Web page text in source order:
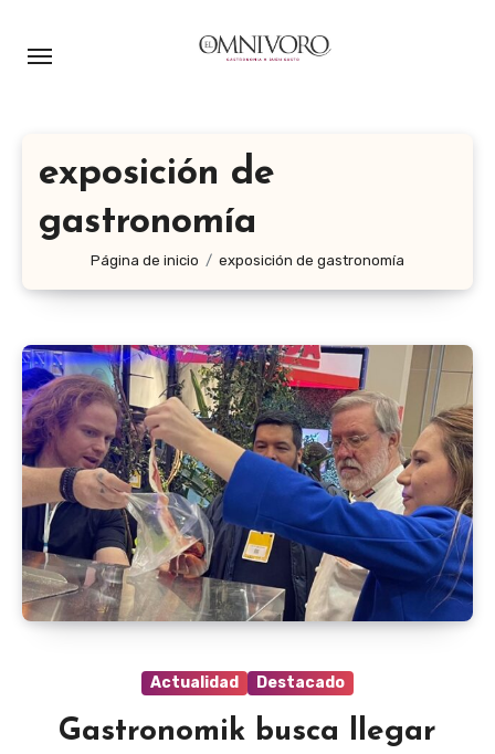
exposición de
gastronomía
Página de inicio exposición de gastronomía
Actualidad Destacado
Gastronomik busca llegar